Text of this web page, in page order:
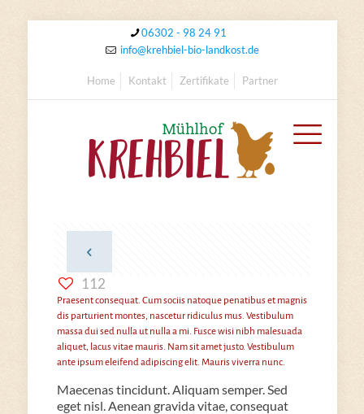
06302 - 98 24 91
info@krehbiel-bio-landkost.de
Home Kontakt Zertifikate Partner
112
Praesent consequat. Cum sociis natoque penatibus et magnis
dis parturient montes, nascetur ridiculus mus. Vestibulum
massa dui sed nulla ut nulla a mi. Fusce wisi nibh malesuada
aliquet, lacus vitae mauris. Nam sit amet justo. Vestibulum
ante ipsum eleifend adipiscing elit. Mauris viverra nunc.
Maecenas tincidunt. Aliquam semper. Sed
eget nisl. Aenean gravida vitae, consequat